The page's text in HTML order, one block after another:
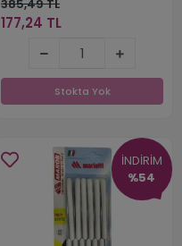
385,49 TL
177,24 TL
Stokta Yok
İNDİRİM
%54